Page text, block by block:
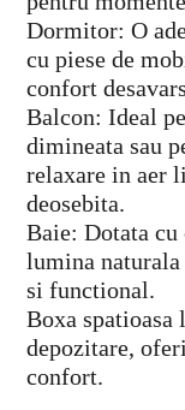
Dormitor: O
cu piese de
confort
Balcon: Ideal
dimineata sau
relaxare in aer
deosebita.
Baie: Dotata cu
lumina
si functional.
Boxa spatioasa
depozitare,
confort.